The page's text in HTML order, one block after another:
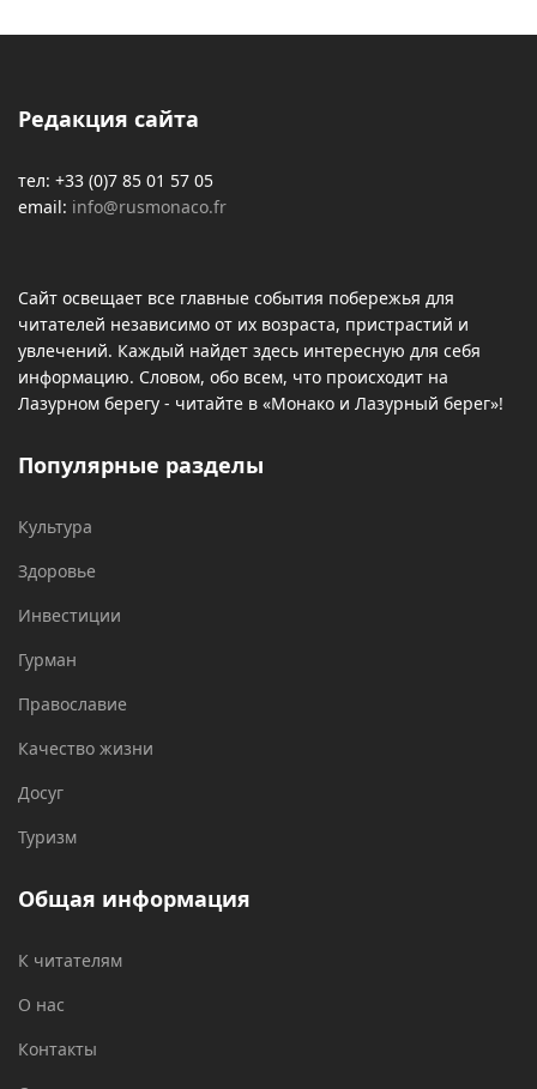
Редакция сайта
тел: +33 (0)7 85 01 57 05
email: info@rusmonaco.fr
Сайт освещает все главные события побережья для
читателей независимо от их возраста, пристрастий и
увлечений. Каждый найдет здесь интересную для себя
информацию. Словом, обо всем, что происходит на
Лазурном берегу - читайте в «Монако и Лазурный берег»!
Популярные разделы
Культура
Здоровье
Инвестиции
Гурман
Православие
Качество жизни
Досуг
Туризм
Общая информация
К читателям
О нас
Контакты